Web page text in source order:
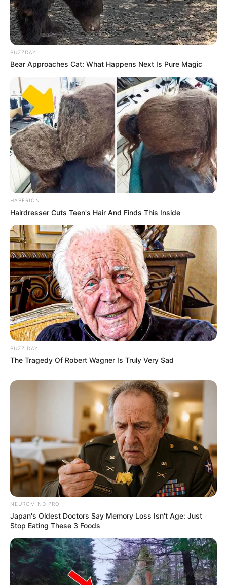
Serem! 9 Chat Ojek Online &
Pelanggan Ini Bikin Auto
Merinding
Bikin Ngakak, 10 Potret
Cosplay Murah Pakai Bahan
Seadanya
Anti Mainstream, 10 Cara
Membawa Barang Belanjaan
Versi Warga Thailand
BUZZDAY
Bear Approaches Cat: What Happens Next Is Pure Magic
HABERION
Hairdresser Cuts Teen's Hair And Finds This Inside
BUZZ DAY
The Tragedy Of Robert Wagner Is Truly Very Sad
NEUROMIND PRO
Japan's Oldest Doctors Say Memory Loss Isn't Age: Just
Stop Eating These 3 Foods